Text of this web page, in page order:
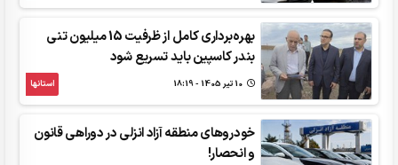
بهره‌برداری کامل از ظرفیت 15 میلیون تنی
بندر کاسپین باید تسریع شود
استانها
خودروهای منطقه آزاد انزلی در دوراهی قانون
و انحصار!